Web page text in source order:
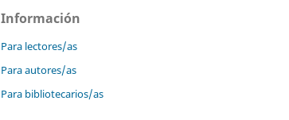
Información
Para lectores/as
Para autores/as
Para bibliotecarios/as